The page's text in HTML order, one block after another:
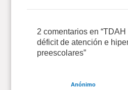
2 comentarios en
déficit de atención e
preescolares”
Anónimo